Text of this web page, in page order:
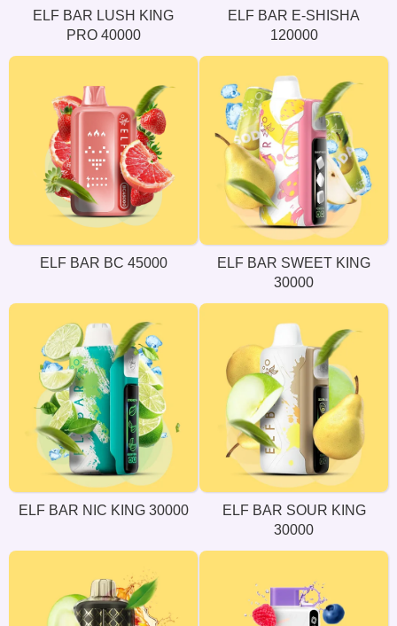
ELF BAR LUSH KING
PRO 40000
ELF BAR E-SHISHA
120000
ELF BAR BC 45000
ELF BAR SWEET KING
30000
ELF BAR NIC KING 30000
ELF BAR SOUR KING
30000